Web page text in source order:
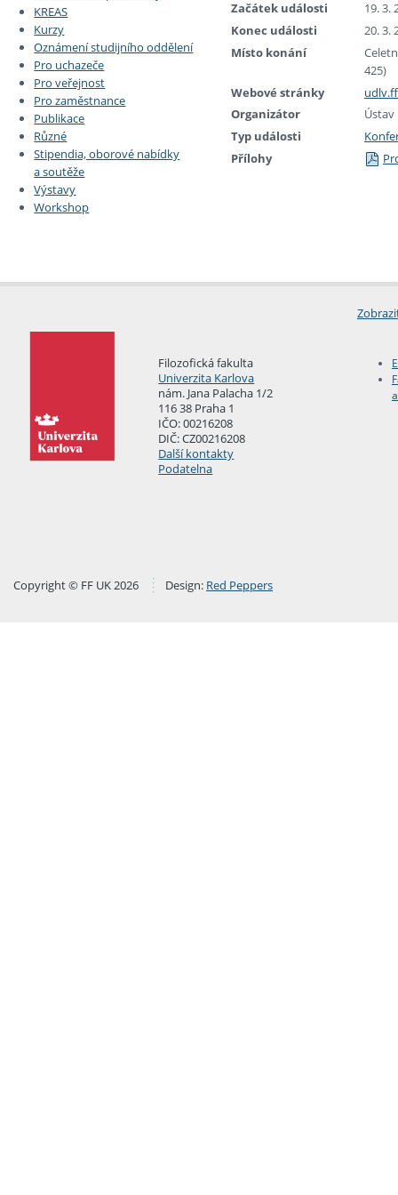
KREAS
Kurzy
Oznámení studijního oddělení
Pro uchazeče
Pro veřejnost
Pro zaměstnance
Publikace
Různé
Stipendia, oborové nabídky
a soutěže
Výstavy
Workshop
Začátek události
19. 3.
Konec události
20. 3.
Místo konání
425)
Webové stránky
Organizátor
Ústav
Typ události
Přílohy
Filozofická fakulta
Univerzita Karlova
nám. Jana Palacha 1/2
116 38 Praha 1
IČO: 00216208
DIČ: CZ00216208
Další kontakty
Podatelna
Copyright © FF UK 2026 Design: Red Peppers